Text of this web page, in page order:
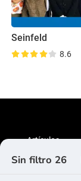
Seinfeld
8.6
Sin filtro 26
Artículos